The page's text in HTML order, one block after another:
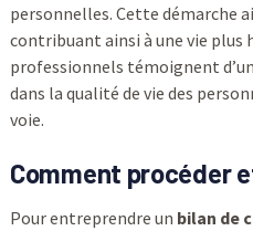
personnelles. Cette démarche
contribuant ainsi à une vie plus
professionnels témoignent
dans la qualité de vie des
voie.
Comment procéder
Pour entreprendre un bilan de